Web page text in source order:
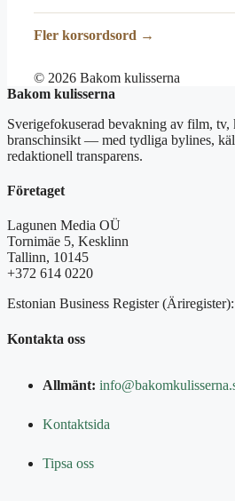
Fler korsordsord →
© 2026 Bakom kulisserna
Bakom kulisserna
Sverigefokuserad bevakning av film, tv,
branschinsikt — med tydliga bylines,
redaktionell transparens.
Företaget
Lagunen Media OÜ
Tornimäe 5, Kesklinn
Tallinn, 10145
+372 614 0220
Estonian Business Register
Kontakta oss
Allmänt:
Kontaktsida
Tipsa oss